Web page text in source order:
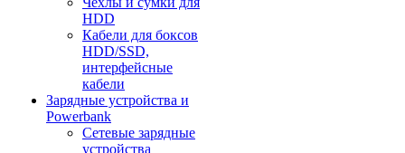
HDD
Кабели для боксов
HDD/SSD,
интерфейсные
кабели
Зарядные устройства и
Powerbank
Сетевые зарядные
устройства